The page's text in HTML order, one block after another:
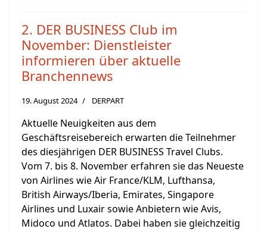
2. DER BUSINESS Club im
November: Dienstleister
informieren über aktuelle
Branchennews
19. August 2024 DERPART
Aktuelle Neuigkeiten aus dem
Geschäftsreisebereich erwarten die Teilnehmer
des diesjährigen DER BUSINESS Travel Clubs.
Vom 7. bis 8. November erfahren sie das Neueste
von Airlines wie Air France/KLM, Lufthansa,
British Airways/Iberia, Emirates, Singapore
Airlines und Luxair sowie Anbietern wie Avis,
Midoco und Atlatos. Dabei haben sie gleichzeitig